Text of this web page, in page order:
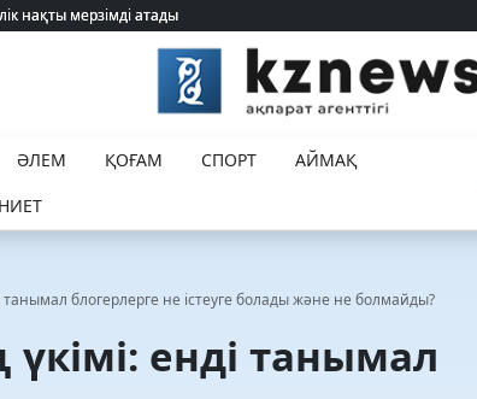
нақты мерзімді атады
нақты мерзімді атады
ӘЛЕМ ҚОҒАМ СПОРТ
АЙМАҚ
танымал блогерлерге не істеуге болады және не болмайды?
енді танымал